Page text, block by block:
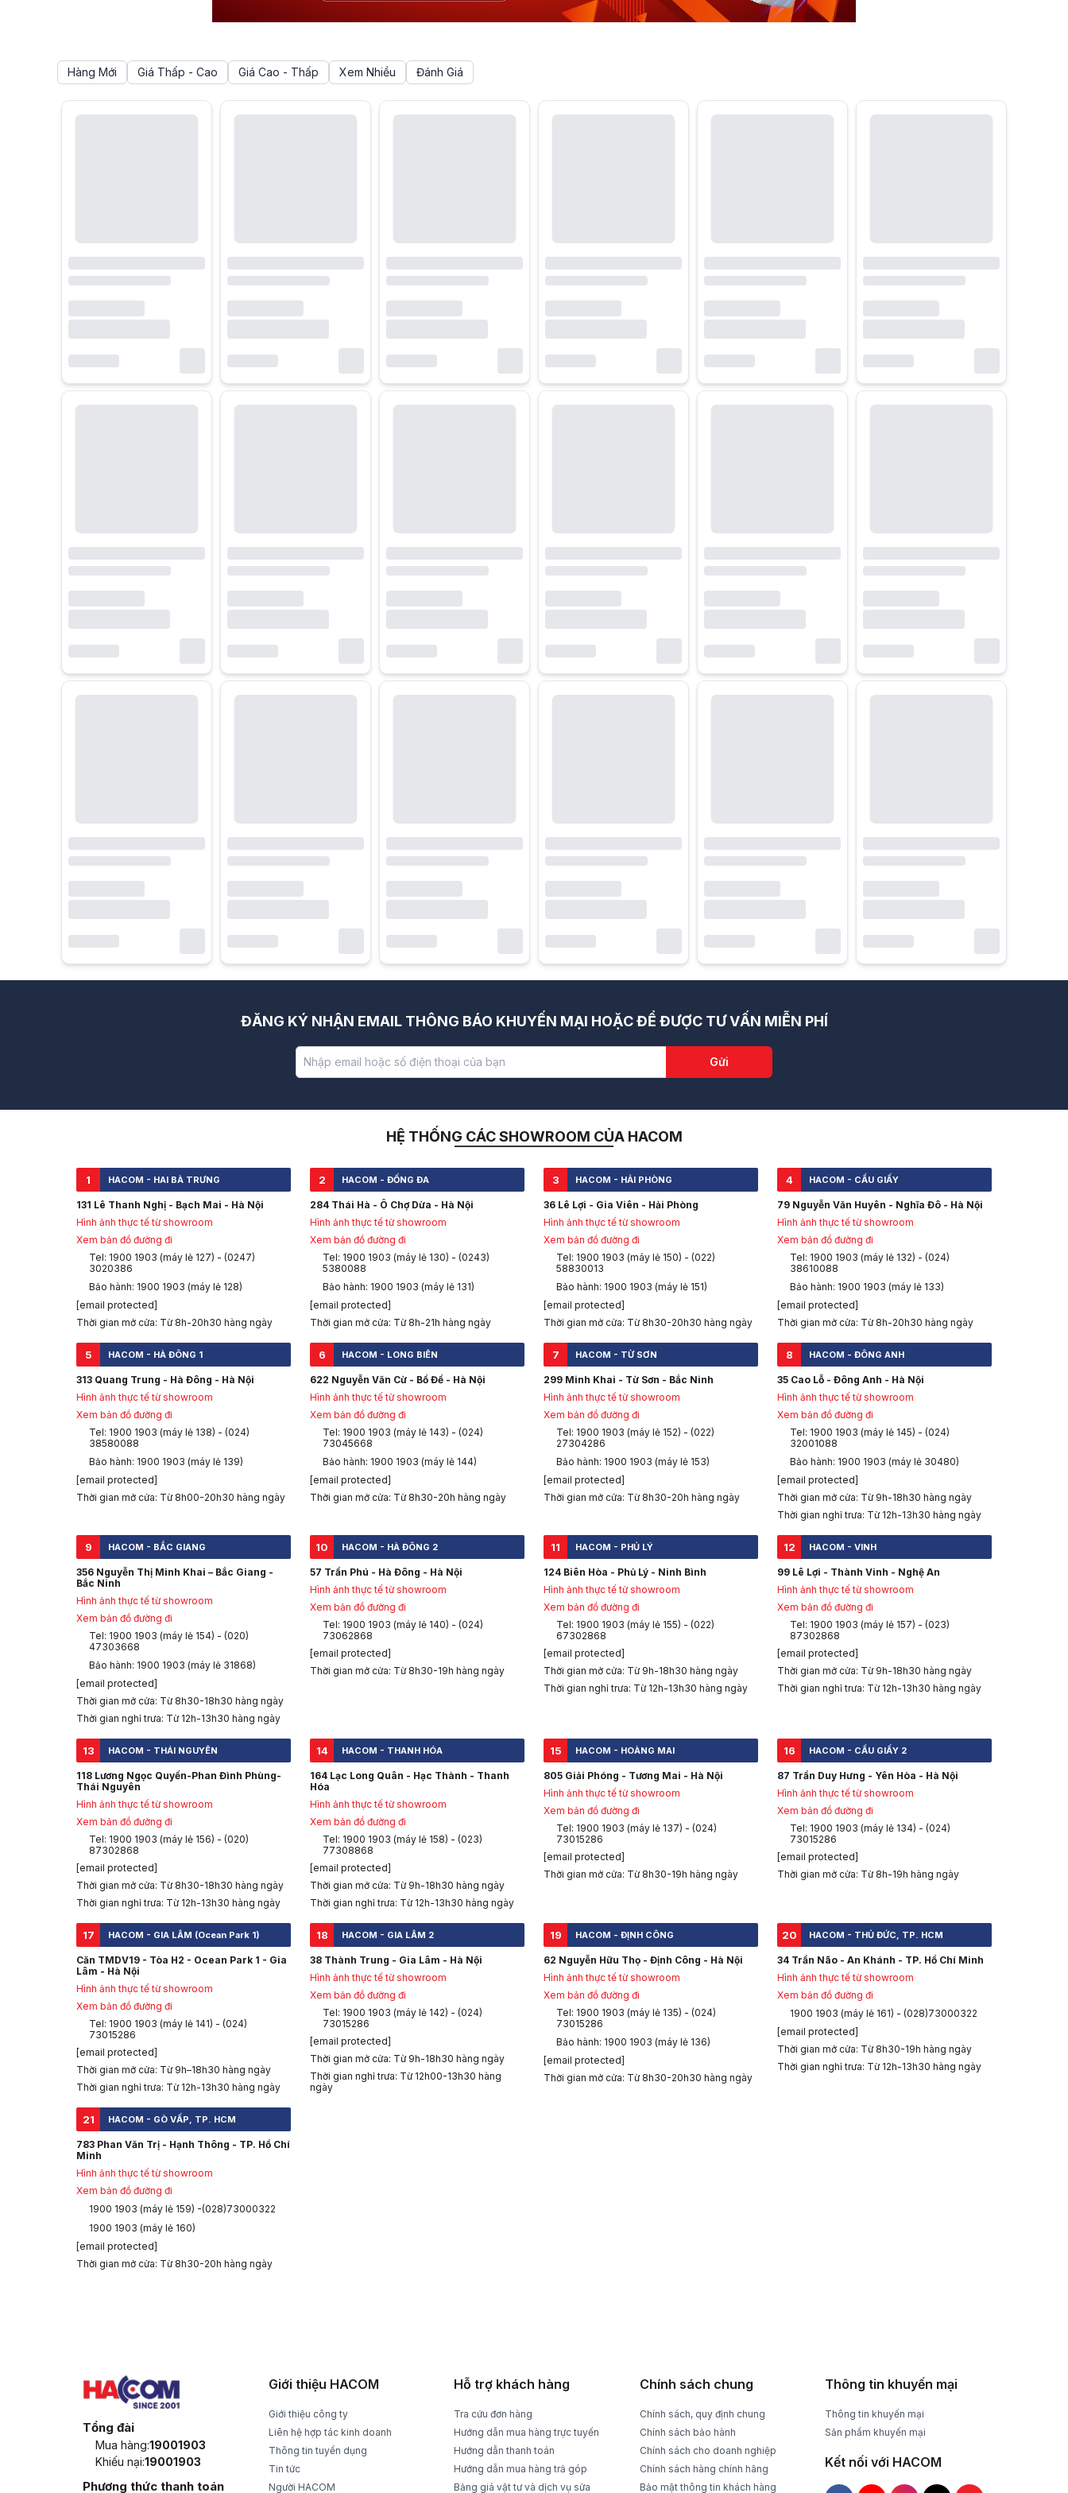
Bộ lọc sản phẩm
Hàng Mới Giá Thấp - Cao Giá Cao - Thấp Xem Nhiều Đánh Giá
Danh sách sản phẩm Loa Cao Cấp
ĐĂNG KÝ NHẬN EMAIL THÔNG BÁO KHUYẾN MẠI HOẶC ĐỂ ĐƯỢC TƯ VẤN MIỄN PHÍ
Gửi
HỆ THỐNG CÁC SHOWROOM CỦA HACOM
1 HACOM - HAI BÀ TRƯNG
131 Lê Thanh Nghị - Bạch Mai - Hà Nội
Hình ảnh thực tế từ showroom
Xem bản đồ đường đi
Tel: 1900 1903 (máy lẻ 127) - (0247)
3020386
Bảo hành: 1900 1903 (máy lẻ 128)
[email protected]
Thời gian mở cửa: Từ 8h-20h30 hàng ngày
2 HACOM - ĐỐNG ĐA
284 Thái Hà - Ô Chợ Dừa - Hà Nội
Hình ảnh thực tế từ showroom
Xem bản đồ đường đi
Tel: 1900 1903 (máy lẻ 130) - (0243)
5380088
Bảo hành: 1900 1903 (máy lẻ 131)
[email protected]
Thời gian mở cửa: Từ 8h-21h hàng ngày
3 HACOM - HẢI PHÒNG
36 Lê Lợi - Gia Viên - Hải Phòng
Hình ảnh thực tế từ showroom
Xem bản đồ đường đi
Tel: 1900 1903 (máy lẻ 150) - (022)
58830013
Bảo hành: 1900 1903 (máy lẻ 151)
[email protected]
Thời gian mở cửa: Từ 8h30-20h30 hàng ngày
4 HACOM - CẦU GIẤY
79 Nguyễn Văn Huyên - Nghĩa Đô - Hà Nội
Hình ảnh thực tế từ showroom
Xem bản đồ đường đi
Tel: 1900 1903 (máy lẻ 132) - (024)
38610088
Bảo hành: 1900 1903 (máy lẻ 133)
[email protected]
Thời gian mở cửa: Từ 8h-20h30 hàng ngày
5 HACOM - HÀ ĐÔNG 1
313 Quang Trung - Hà Đông - Hà Nội
Hình ảnh thực tế từ showroom
Xem bản đồ đường đi
Tel: 1900 1903 (máy lẻ 138) - (024)
38580088
Bảo hành: 1900 1903 (máy lẻ 139)
[email protected]
Thời gian mở cửa: Từ 8h00-20h30 hàng ngày
6 HACOM - LONG BIÊN
622 Nguyễn Văn Cừ - Bồ Đề - Hà Nội
Hình ảnh thực tế từ showroom
Xem bản đồ đường đi
Tel: 1900 1903 (máy lẻ 143) - (024)
73045668
Bảo hành: 1900 1903 (máy lẻ 144)
[email protected]
Thời gian mở cửa: Từ 8h30-20h hàng ngày
7 HACOM - TỪ SƠN
299 Minh Khai - Từ Sơn - Bắc Ninh
Hình ảnh thực tế từ showroom
Xem bản đồ đường đi
Tel: 1900 1903 (máy lẻ 152) - (022)
27304286
Bảo hành: 1900 1903 (máy lẻ 153)
[email protected]
Thời gian mở cửa: Từ 8h30-20h hàng ngày
8 HACOM - ĐÔNG ANH
35 Cao Lỗ - Đông Anh - Hà Nội
Hình ảnh thực tế từ showroom
Xem bản đồ đường đi
Tel: 1900 1903 (máy lẻ 145) - (024)
32001088
Bảo hành: 1900 1903 (máy lẻ 30480)
[email protected]
Thời gian mở cửa: Từ 9h-18h30 hàng ngày
Thời gian nghỉ trưa: Từ 12h-13h30 hàng ngày
9 HACOM - BẮC GIANG
356 Nguyễn Thị Minh Khai – Bắc Giang -
Bắc Ninh
Hình ảnh thực tế từ showroom
Xem bản đồ đường đi
Tel: 1900 1903 (máy lẻ 154) - (020)
47303668
Bảo hành: 1900 1903 (máy lẻ 31868)
[email protected]
Thời gian mở cửa: Từ 8h30-18h30 hàng ngày
Thời gian nghỉ trưa: Từ 12h-13h30 hàng ngày
10 HACOM - HÀ ĐÔNG 2
57 Trần Phú - Hà Đông - Hà Nội
Hình ảnh thực tế từ showroom
Xem bản đồ đường đi
Tel: 1900 1903 (máy lẻ 140) - (024)
73062868
[email protected]
Thời gian mở cửa: Từ 8h30-19h hàng ngày
11 HACOM - PHỦ LÝ
124 Biên Hòa - Phủ Lý - Ninh Bình
Hình ảnh thực tế từ showroom
Xem bản đồ đường đi
Tel: 1900 1903 (máy lẻ 155) - (022)
67302868
[email protected]
Thời gian mở cửa: Từ 9h-18h30 hàng ngày
Thời gian nghỉ trưa: Từ 12h-13h30 hàng ngày
12 HACOM - VINH
99 Lê Lợi - Thành Vinh - Nghệ An
Hình ảnh thực tế từ showroom
Xem bản đồ đường đi
Tel: 1900 1903 (máy lẻ 157) - (023)
87302868
[email protected]
Thời gian mở cửa: Từ 9h-18h30 hàng ngày
Thời gian nghỉ trưa: Từ 12h-13h30 hàng ngày
13 HACOM - THÁI NGUYÊN
118 Lương Ngọc Quyến-Phan Đình Phùng-
Thái Nguyên
Hình ảnh thực tế từ showroom
Xem bản đồ đường đi
Tel: 1900 1903 (máy lẻ 156) - (020)
87302868
[email protected]
Thời gian mở cửa: Từ 8h30-18h30 hàng ngày
Thời gian nghỉ trưa: Từ 12h-13h30 hàng ngày
14 HACOM - THANH HÓA
164 Lạc Long Quân - Hạc Thành - Thanh
Hóa
Hình ảnh thực tế từ showroom
Xem bản đồ đường đi
Tel: 1900 1903 (máy lẻ 158) - (023)
77308868
[email protected]
Thời gian mở cửa: Từ 9h-18h30 hàng ngày
Thời gian nghỉ trưa: Từ 12h-13h30 hàng ngày
15 HACOM - HOÀNG MAI
805 Giải Phóng - Tương Mai - Hà Nội
Hình ảnh thực tế từ showroom
Xem bản đồ đường đi
Tel: 1900 1903 (máy lẻ 137) - (024)
73015286
[email protected]
Thời gian mở cửa: Từ 8h30-19h hàng ngày
16 HACOM - CẦU GIẤY 2
87 Trần Duy Hưng - Yên Hòa - Hà Nội
Hình ảnh thực tế từ showroom
Xem bản đồ đường đi
Tel: 1900 1903 (máy lẻ 134) - (024)
73015286
[email protected]
Thời gian mở cửa: Từ 8h-19h hàng ngày
17 HACOM - GIA LÂM (Ocean Park 1)
Căn TMDV19 - Tòa H2 - Ocean Park 1 - Gia
Lâm - Hà Nội
Hình ảnh thực tế từ showroom
Xem bản đồ đường đi
Tel: 1900 1903 (máy lẻ 141) - (024)
73015286
[email protected]
Thời gian mở cửa: Từ 9h–18h30 hàng ngày
Thời gian nghỉ trưa: Từ 12h-13h30 hàng ngày
18 HACOM - GIA LÂM 2
38 Thành Trung - Gia Lâm - Hà Nội
Hình ảnh thực tế từ showroom
Xem bản đồ đường đi
Tel: 1900 1903 (máy lẻ 142) - (024)
73015286
[email protected]
Thời gian mở cửa: Từ 9h-18h30 hàng ngày
Thời gian nghỉ trưa: Từ 12h00-13h30 hàng
ngày
19 HACOM - ĐỊNH CÔNG
62 Nguyễn Hữu Thọ - Định Công - Hà Nội
Hình ảnh thực tế từ showroom
Xem bản đồ đường đi
Tel: 1900 1903 (máy lẻ 135) - (024)
73015286
Bảo hành: 1900 1903 (máy lẻ 136)
[email protected]
Thời gian mở cửa: Từ 8h30-20h30 hàng ngày
20 HACOM - THỦ ĐỨC, TP. HCM
34 Trần Não - An Khánh - TP. Hồ Chí Minh
Hình ảnh thực tế từ showroom
Xem bản đồ đường đi
1900 1903 (máy lẻ 161) - (028)73000322
[email protected]
Thời gian mở cửa: Từ 8h30-19h hàng ngày
Thời gian nghỉ trưa: Từ 12h-13h30 hàng ngày
21 HACOM - GÒ VẤP, TP. HCM
783 Phan Văn Trị - Hạnh Thông - TP. Hồ Chí
Minh
Hình ảnh thực tế từ showroom
Xem bản đồ đường đi
1900 1903 (máy lẻ 159) -(028)73000322
1900 1903 (máy lẻ 160)
[email protected]
Thời gian mở cửa: Từ 8h30-20h hàng ngày
Tổng đài
Mua hàng:19001903
Khiếu nại:19001903
Phương thức thanh toán
Giới thiệu HACOM
Giới thiệu công ty
Liên hệ hợp tác kinh doanh
Thông tin tuyển dụng
Tin tức
Người HACOM
Hỗ trợ khách hàng
Tra cứu đơn hàng
Hướng dẫn mua hàng trực tuyến
Hướng dẫn thanh toán
Hướng dẫn mua hàng trả góp
Bảng giá vật tư và dịch vụ sửa
Chính sách chung
Chính sách, quy định chung
Chính sách bảo hành
Chính sách cho doanh nghiệp
Chính sách hàng chính hãng
Bảo mật thông tin khách hàng
Thông tin khuyến mại
Thông tin khuyến mại
Sản phẩm khuyến mại
Kết nối với HACOM